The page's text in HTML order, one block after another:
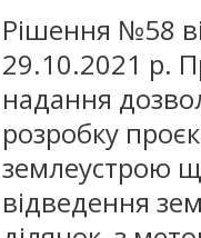
Рішення №58
29.10.2021 р.
надання
розробку
землеустрою
відведення